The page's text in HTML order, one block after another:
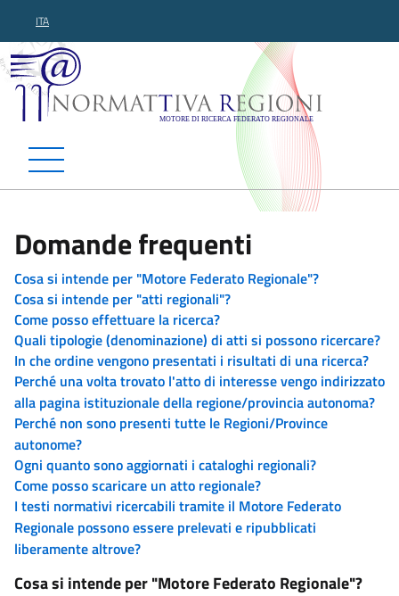
ITA
Normattiva Regioni -
Domande frequenti
Cosa si intende per "Motore Federato Regionale"?
Cosa si intende per "atti regionali"?
Come posso effettuare la ricerca?
Quali tipologie (denominazione) di atti si possono ricercare?
In che ordine vengono presentati i risultati di una ricerca?
Perché una volta trovato l'atto di interesse vengo indirizzato
alla pagina istituzionale della regione/provincia autonoma?
Perché non sono presenti tutte le Regioni/Province
autonome?
Ogni quanto sono aggiornati i cataloghi regionali?
Come posso scaricare un atto regionale?
I testi normativi ricercabili tramite il Motore Federato
Regionale possono essere prelevati e ripubblicati
liberamente altrove?
Cosa si intende per "Motore Federato Regionale"?